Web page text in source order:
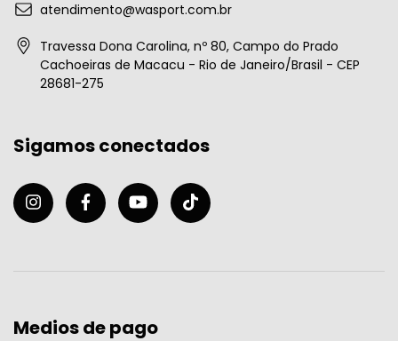
atendimento@wasport.com.br
Travessa Dona Carolina, nº 80, Campo do Prado
Cachoeiras de Macacu - Rio de Janeiro/Brasil - CEP
28681-275
Sigamos conectados
Medios de pago